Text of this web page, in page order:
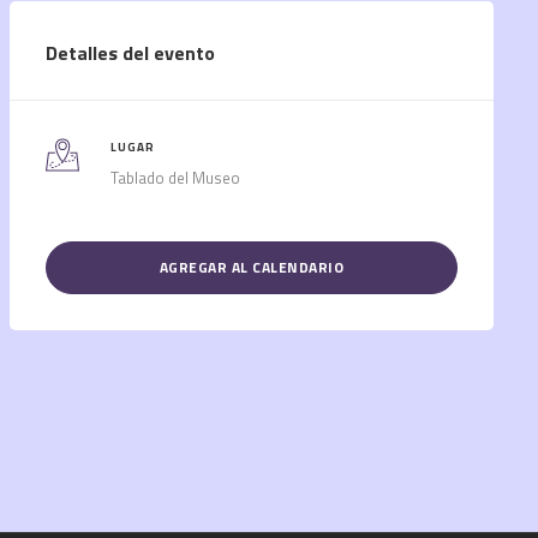
Detalles del evento
LUGAR
Tablado del Museo
AGREGAR AL CALENDARIO